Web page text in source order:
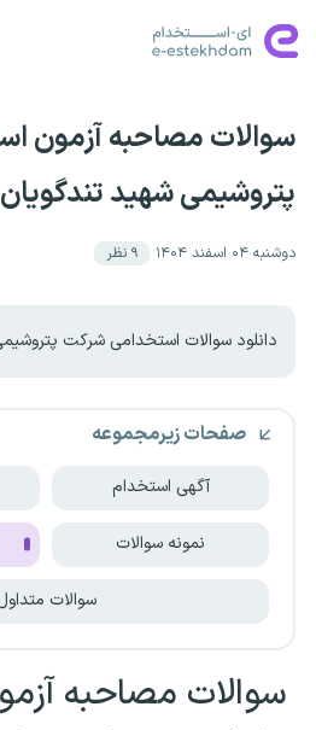
سوالات مصاحبه آزمون
پتروشیمی شهید تندگویان
دوشنبه ۰۴ اسفند ۱۴۰۴ ۹ نظر
دانلود سوالات استخدامی شرکت
صفحات زیرمجموعه
آگهی استخدام
نمونه سوالات
سوالات
سوالات مصاحبه